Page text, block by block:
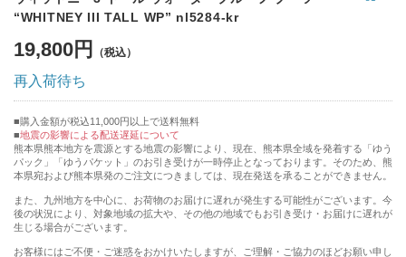
“WHITNEY III TALL WP” nl5284-kr
19,800円
再入荷待ち
購入金額が税込11,000円以上で送料無料
地震の影響による配送遅延について
熊本県熊本地方を震源とする地震の影響により、現在、熊本県全域を発着する「ゆう
パック」「ゆうパケット」のお引き受けが一時停止となっております。そのため、熊
本県宛および熊本県発のご注文につきましては、現在発送を承ることができません。
また、九州地方を中心に、お荷物のお届けに遅れが発生する可能性がございます。今
後の状況により、対象地域の拡大や、その他の地域でもお引き受け・お届けに遅れが
生じる場合がございます。
お客様にはご不便・ご迷惑をおかけいたしますが、ご理解・ご協力のほどお願い申し